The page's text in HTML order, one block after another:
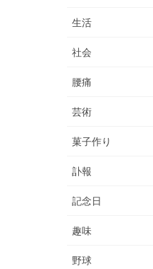
生活
社会
腰痛
芸術
菓子作り
訃報
記念日
趣味
野球